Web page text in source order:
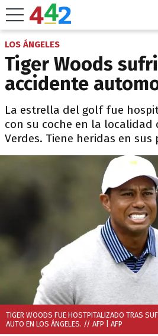
LOS ÁNGELES
Tiger Woods
accidente
La estrella del golf fue
con su coche en la localidad
Verdes. Tiene heridas en sus
TIGER WOODS FUE HOSTPITALIZADO TRAS
AUTO EN LOS ÁNGELES. // AFP
| AFP